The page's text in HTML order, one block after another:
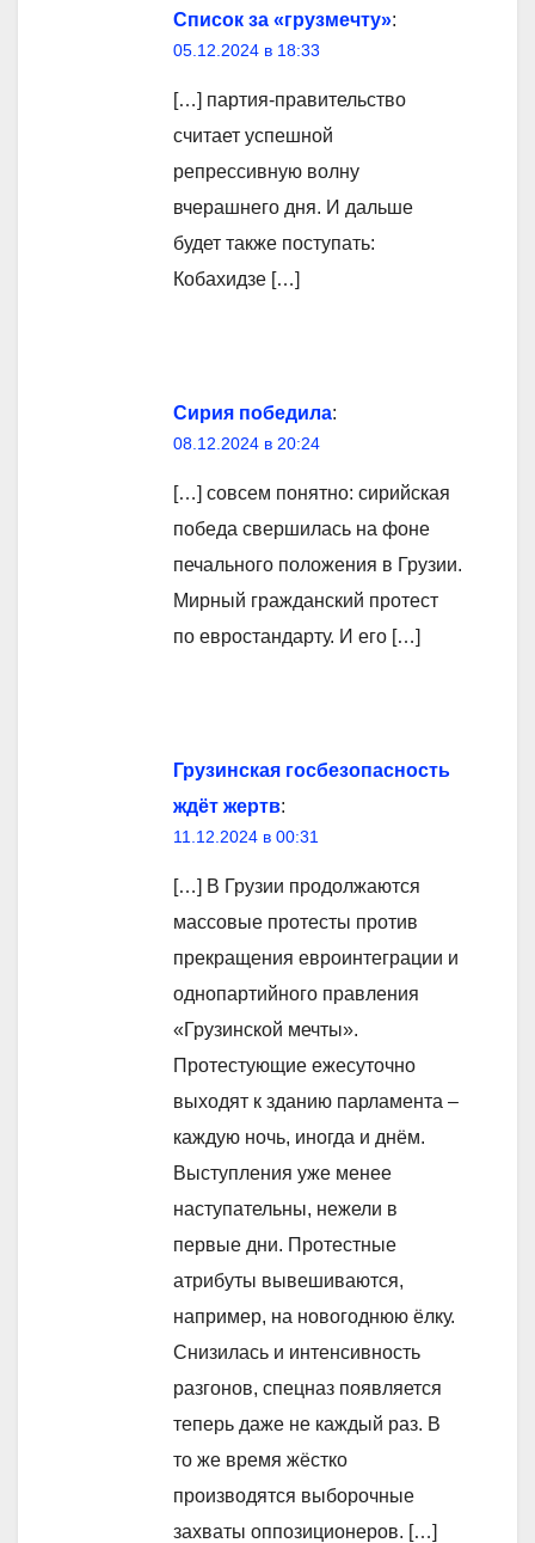
Список за «грузмечту»:
05.12.2024 в 18:33
[…] партия-правительство
считает успешной
репрессивную волну
вчерашнего дня. И дальше
будет также поступать:
Кобахидзе […]
Сирия победила:
08.12.2024 в 20:24
[…] совсем понятно: сирийская
победа свершилась на фоне
печального положения в Грузии.
Мирный гражданский протест
по евростандарту. И его […]
Грузинская госбезопасность
ждёт жертв:
11.12.2024 в 00:31
[…] В Грузии продолжаются
массовые протесты против
прекращения евроинтеграции и
однопартийного правления
«Грузинской мечты».
Протестующие ежесуточно
выходят к зданию парламента –
каждую ночь, иногда и днём.
Выступления уже менее
наступательны, нежели в
первые дни. Протестные
атрибуты вывешиваются,
например, на новогоднюю ёлку.
Снизилась и интенсивность
разгонов, спецназ появляется
теперь даже не каждый раз. В
то же время жёстко
производятся выборочные
захваты оппозиционеров. […]